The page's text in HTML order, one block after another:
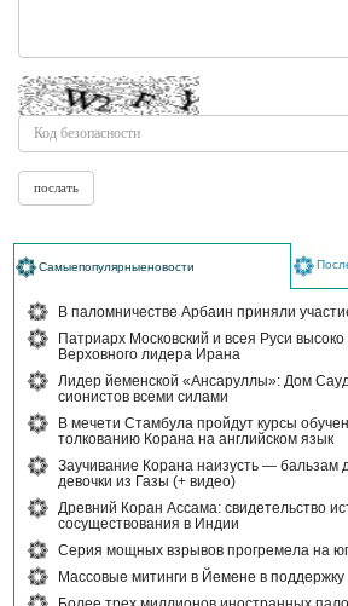
Самыепопулярныеновости
В паломничестве Арбаин приняли
Патриарх Московский и всея Руси
Верховного лидера Ирана
Лидер йеменской «Ансаруллы»: Дом
сионистов всеми силами
В мечети Стамбула пройдут курсы
толкованию Корана на английском язык
Заучивание Корана наизусть — бальзам
девочки из Газы (+ видео)
Древний Коран Ассама: свидетельство
сосуществования в Индии
Серия мощных взрывов прогремела на
Массовые митинги в Йемене в поддержку